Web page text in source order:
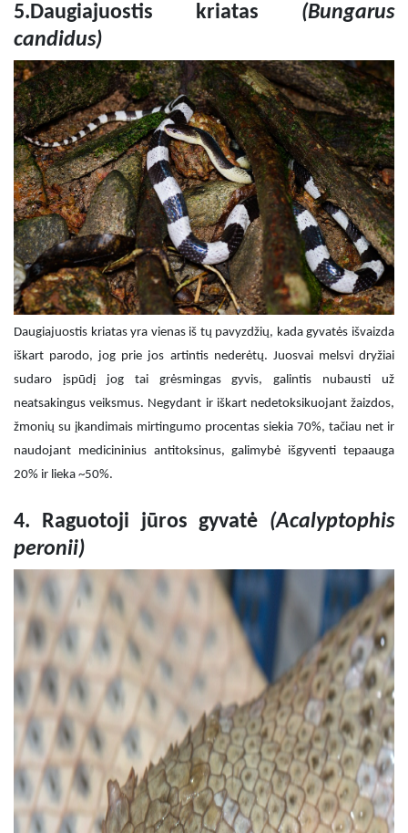
5.Daugiajuostis kriatas (Bungarus
candidus)
Daugiajuostis kriatas yra vienas iš tų pavyzdžių, kada gyvatės išvaizda
iškart parodo, jog prie jos artintis nederėtų. Juosvai melsvi dryžiai
sudaro įspūdį jog tai grėsmingas gyvis, galintis nubausti už
neatsakingus veiksmus. Negydant ir iškart nedetoksikuojant žaizdos,
žmonių su įkandimais mirtingumo procentas siekia 70%, tačiau net ir
naudojant medicininius antitoksinus, galimybė išgyventi tepaauga
20% ir lieka ~50%.
4. Raguotoji jūros gyvatė (Acalyptophis
peronii)